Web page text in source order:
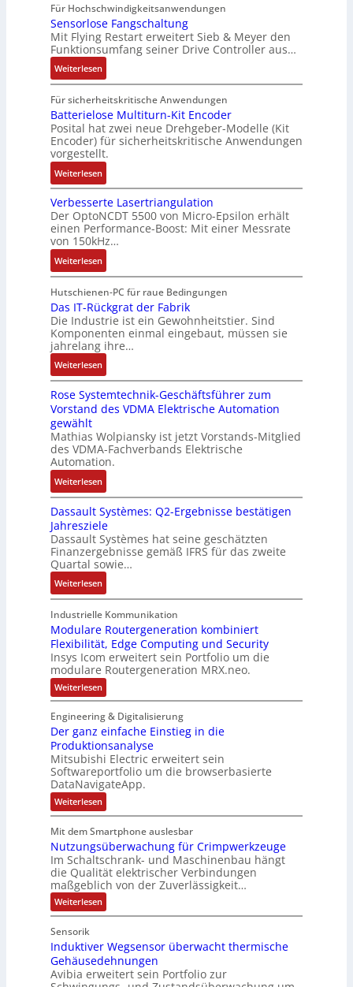
m
e
a
g
e
n
b
a
u
:
P
o
s
i
t
i
v
e
M
o
e
n
t
a
a
h
m
e
,
g
e
p
r
ä
g
t
d
u
r
c
h
d
a
s
A
u
s
l
a
n
d
s
e
s
c
h
ä
f
t
e
u
e
r
u
n
g
e
t
i
n
g
l
e
i
t
e
r
b
e
i
S
P
N
k
t
u
r
f
e
h
l
e
n
4
,
3
M
i
l
l
i
o
n
e
n
A
r
b
e
i
t
s
k
r
ä
f
t
e
l
A
b
o
u
t
A
u
o
m
a
t
i
o
n
e
x
p
a
n
d
i
e
r
t
Für Hochschwindigkeitsanwendungen
Sensorlose Fangschaltung
Mit Flying Restart erweitert Sieb & Meyer den
Funktionsumfang seiner Drive Controller aus…
Weiterlesen:
S
e
n
s
o
r
l
o
s
e
F
a
n
g
s
c
h
a
l
t
u
n
g
Für sicherheitskritische Anwendungen
Batterielose Multiturn-Kit Encoder
Posital hat zwei neue Drehgeber-Modelle (Kit
Encoder) für sicherheitskritische Anwendungen
vorgestellt.
Weiterlesen:
B
a
t
t
e
r
i
e
l
o
s
e
M
u
l
t
t
u
r
n
-
K
i
t
E
n
c
d
e
r
Verbesserte Lasertriangulation
Der OptoNCDT 5500 von Micro-Epsilon erhält
einen Performance-Boost: Mit einer Messrate
von 150kHz…
Weiterlesen:
V
e
r
b
e
s
s
e
r
t
L
a
s
e
r
t
r
i
a
n
g
l
a
t
i
o
n
Hutschienen-PC für raue Bedingungen
Das IT-Rückgrat der Fabrik
Die Industrie ist ein Gewohnheitstier. Sind
Komponenten einmal eingebaut, müssen sie
jahrelang ihre…
Weiterlesen:
D
a
s
T
-
R
ü
c
k
g
r
a
t
d
e
r
F
a
b
r
i
Rose Systemtechnik-Geschäftsführer zum
Vorstand des VDMA Elektrische Automation
gewählt
Mathias Wolpiansky ist jetzt Vorstands-Mitglied
des VDMA-Fachverbands Elektrische
Automation.
Weiterlesen:
R
o
s
e
S
y
s
t
e
m
t
e
h
n
i
k
-
G
e
s
c
ä
t
s
f
ü
r
e
r
Dassault Systèmes: Q2-Ergebnisse bestätigen
Jahresziele
Dassault Systèmes hat seine geschätzten
Finanzergebnisse gemäß IFRS für das zweite
Quartal sowie…
Weiterlesen:
D
a
s
a
u
l
t
S
y
s
t
è
m
e
:
Q
2
-
E
r
e
b
n
Industrielle Kommunikation
Modulare Routergeneration kombiniert
Flexibilität, Edge Computing und Security
Insys Icom erweitert sein Portfolio um die
modulare Routergeneration MRX.neo.
Weiterlesen:
M
d
u
l
a
r
e
R
o
u
t
e
r
g
e
n
e
r
a
t
k
o
m
Engineering & Digitalisierung
Der ganz einfache Einstieg in die
Produktionsanalyse
Mitsubishi Electric erweitert sein
Softwareportfolio um die browserbasierte
DataNavigateApp.
Weiterlesen:
D
r
g
a
n
z
e
i
n
c
h
e
E
Mit dem Smartphone auslesbar
Nutzungsüberwachung für Crimpwerkzeuge
Im Schaltschrank- und Maschinenbau hängt
die Qualität elektrischer Verbindungen
maßgeblich von der Zuverlässigkeit…
Weiterlesen:
N
z
u
n
g
Sensorik
Induktiver Wegsensor überwacht thermische
Gehäusedehnungen
Avibia erweitert sein Portfolio zur